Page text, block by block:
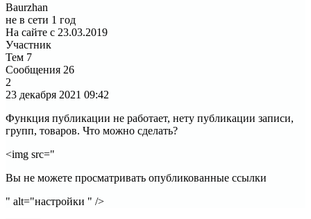
Baurzhan
не в сети 1 год
На сайте с 23.03.2019
Участник
Тем 7
Сообщения 26
2
23 декабря 2021 09:42
Функция публикации не работает, нету публикации записи,
групп, товаров. Что можно сделать?
<img src="
Вы не можете просматривать опубликованные ссылки
" alt="настройки " />